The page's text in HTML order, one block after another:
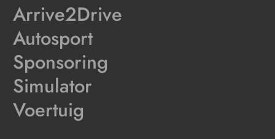
Arrive2Drive
Autosport
Sponsoring
Simulator
Voertuig